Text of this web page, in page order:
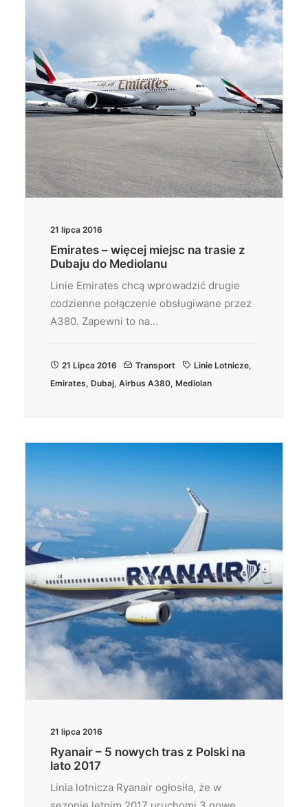
21 lipca 2016
Emirates – więcej miejsc na trasie z
Dubaju do Mediolanu
Linie Emirates chcą wprowadzić drugie
codzienne połączenie obsługiwane przez
A380. Zapewni to na…
21 Lipca 2016 Transport Linie Lotnicze,
Emirates, Dubaj, Airbus A380, Mediolan
21 lipca 2016
Ryanair – 5 nowych tras z Polski na
lato 2017
Linia lotnicza Ryanair ogłosiła, że w